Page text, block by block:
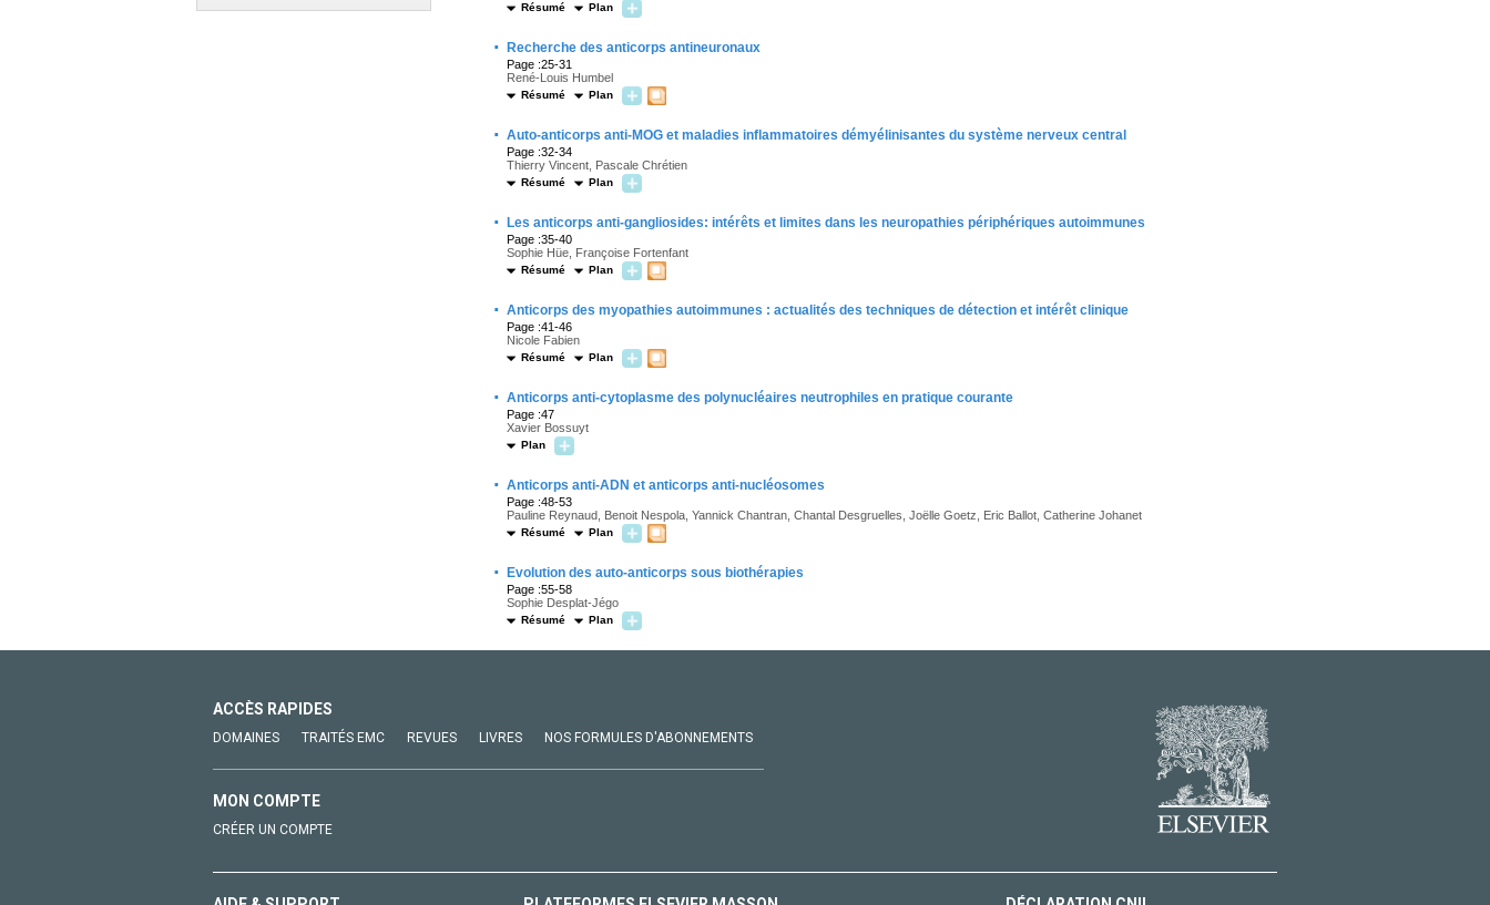
Résumé Plan
· Recherche des anticorps antineuronaux
Page :25-31
René-Louis Humbel
Résumé Plan
· Auto-anticorps anti-MOG et maladies inflammatoires démyélinisantes du système nerveux central
Page :32-34
Thierry Vincent, Pascale Chrétien
Résumé Plan
· Les anticorps anti-gangliosides: intérêts et limites dans les neuropathies périphériques autoimmunes
Page :35-40
Sophie Hüe, Françoise Fortenfant
Résumé Plan
· Anticorps des myopathies autoimmunes : actualités des techniques de détection et intérêt clinique
Page :41-46
Nicole Fabien
Résumé Plan
· Anticorps anti-cytoplasme des polynucléaires neutrophiles en pratique courante
Page :47
Xavier Bossuyt
Plan
· Anticorps anti-ADN et anticorps anti-nucléosomes
Page :48-53
Pauline Reynaud, Benoit Nespola, Yannick Chantran, Chantal Desgruelles, Joëlle Goetz, Eric Ballot, Catherine Johanet
Résumé Plan
· Evolution des auto-anticorps sous biothérapies
Page :55-58
Sophie Desplat-Jégo
Résumé Plan
ACCÈS RAPIDES
DOMAINES TRAITÉS EMC REVUES LIVRES NOS FORMULES D'ABONNEMENTS
MON COMPTE
CRÉER UN COMPTE